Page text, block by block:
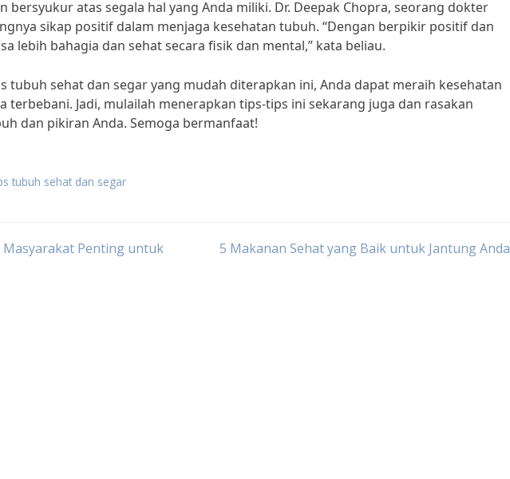
bersyukur atas segala hal yang Anda miliki. Dr. Deepak Chopra, seorang dokter
sikap positif dalam menjaga kesehatan tubuh. “Dengan berpikir positif dan
lebih bahagia dan sehat secara fisik dan mental,” kata beliau.
tubuh sehat dan segar yang mudah diterapkan ini, Anda dapat meraih kesehatan
terbebani. Jadi, mulailah menerapkan tips-tips ini sekarang juga dan rasakan
dan pikiran Anda. Semoga bermanfaat!
tubuh sehat dan segar
Penting untuk
5 Makanan Sehat yang Baik untuk Jantung Anda